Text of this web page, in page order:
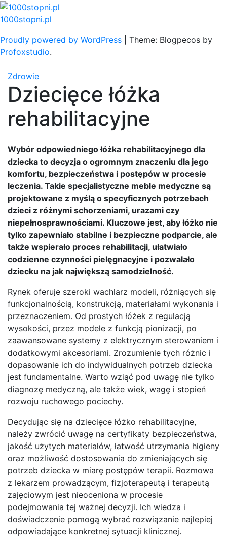
Skip
to
1000stopni.pl
Proudly powered by WordPress
Theme: Blogpecos by
Profoxstudio.
Zdrowie
Dziecięce łóżka
rehabilitacyjne
Wybór odpowiedniego łóżka rehabilitacyjnego dla
dziecka to decyzja o ogromnym znaczeniu dla jego
komfortu, bezpieczeństwa i postępów w procesie
leczenia. Takie specjalistyczne meble medyczne są
projektowane z myślą o specyficznych potrzebach
dzieci z różnymi schorzeniami, urazami czy
niepełnosprawnościami. Kluczowe jest, aby łóżko nie
tylko zapewniało stabilne i bezpieczne podparcie, ale
także wspierało proces rehabilitacji, ułatwiało
codzienne czynności pielęgnacyjne i pozwalało
dziecku na jak największą samodzielność.
Rynek oferuje szeroki wachlarz modeli, różniących się
funkcjonalnością, konstrukcją, materiałami wykonania i
przeznaczeniem. Od prostych łóżek z regulacją
wysokości, przez modele z funkcją pionizacji, po
zaawansowane systemy z elektrycznym sterowaniem i
dodatkowymi akcesoriami. Zrozumienie tych różnic i
dopasowanie ich do indywidualnych potrzeb dziecka
jest fundamentalne. Warto wziąć pod uwagę nie tylko
diagnozę medyczną, ale także wiek, wagę i stopień
rozwoju ruchowego pociechy.
Decydując się na dziecięce łóżko rehabilitacyjne,
należy zwrócić uwagę na certyfikaty bezpieczeństwa,
jakość użytych materiałów, łatwość utrzymania higieny
oraz możliwość dostosowania do zmieniających się
potrzeb dziecka w miarę postępów terapii. Rozmowa
z lekarzem prowadzącym, fizjoterapeutą i terapeutą
zajęciowym jest nieoceniona w procesie
podejmowania tej ważnej decyzji. Ich wiedza i
doświadczenie pomogą wybrać rozwiązanie najlepiej
odpowiadające konkretnej sytuacji klinicznej.